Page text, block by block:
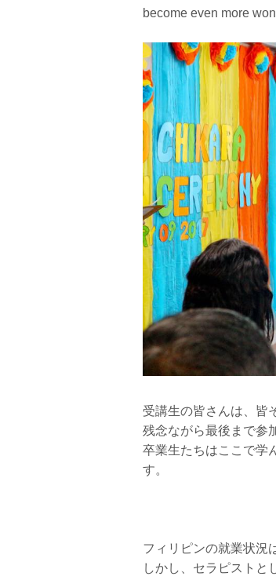
become even more
受講生の皆さんは、皆
残念ながら最後まで参
卒業生たちはここで学
す。
フィリピンの就業状況
しかし、セラピストと